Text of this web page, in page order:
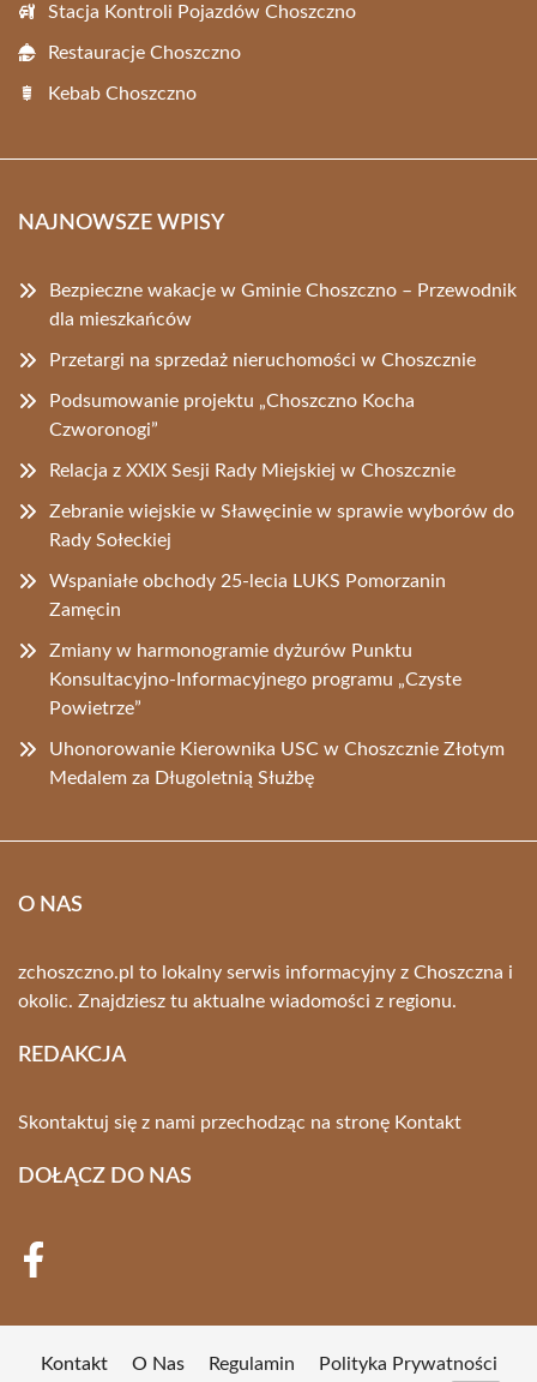
Stacja Kontroli Pojazdów Choszczno
Restauracje Choszczno
Kebab Choszczno
NAJNOWSZE WPISY
Bezpieczne wakacje w Gminie Choszczno – Przewodnik
dla mieszkańców
Przetargi na sprzedaż nieruchomości w Choszcznie
Podsumowanie projektu „Choszczno Kocha
Czworonogi”
Relacja z XXIX Sesji Rady Miejskiej w Choszcznie
Zebranie wiejskie w Sławęcinie w sprawie wyborów do
Rady Sołeckiej
Wspaniałe obchody 25-lecia LUKS Pomorzanin
Zamęcin
Zmiany w harmonogramie dyżurów Punktu
Konsultacyjno-Informacyjnego programu „Czyste
Powietrze”
Uhonorowanie Kierownika USC w Choszcznie Złotym
Medalem za Długoletnią Służbę
O NAS
zchoszczno.pl to lokalny serwis informacyjny z Choszczna i
okolic. Znajdziesz tu aktualne wiadomości z regionu.
REDAKCJA
Skontaktuj się z nami przechodząc na stronę Kontakt
DOŁĄCZ DO NAS
Kontakt O Nas Regulamin Polityka Prywatności